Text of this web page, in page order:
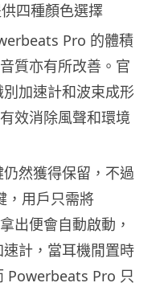
四種顏色選擇
Pro 的體積
質亦有所改善。官
加速計和波束成形
效消除風聲和環境
然獲得保留，不過
，用戶只需將
出便會自動啟動，
計，當耳機閒置時
Powerbeats Pro 只